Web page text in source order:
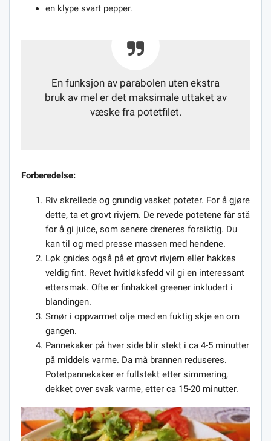
en klype svart pepper.
En funksjon av parabolen uten ekstra
bruk av mel er det maksimale uttaket av
væske fra potetfilet.
Forberedelse:
Riv skrellede og grundig vasket poteter. For å gjøre
dette, ta et grovt rivjern. De revede potetene får stå
for å gi juice, som senere dreneres forsiktig. Du
kan til og med presse massen med hendene.
Løk gnides også på et grovt rivjern eller hakkes
veldig fint. Revet hvitløksfedd vil gi en interessant
ettersmak. Ofte er finhakket greener inkludert i
blandingen.
Smør i oppvarmet olje med en fuktig skje en om
gangen.
Pannekaker på hver side blir stekt i ca 4-5 minutter
på middels varme. Da må brannen reduseres.
Potetpannekaker er fullstekt etter simmering,
dekket over svak varme, etter ca 15-20 minutter.